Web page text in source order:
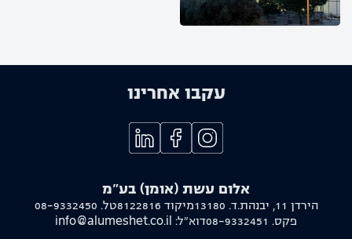
עקבו אחרינו
אלום עשת (אומן) בע"מ
הירדן 11, יבנה ת.ד. 13180 מיקוד 8122816 טל. 08-9332450
פקס. 08-9332451דוא"ל: info@alumeshet.co.il